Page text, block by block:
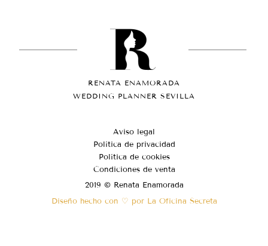
RENATA ENAMORADA
WEDDING PLANNER SEVILLA
Aviso legal
Política de privacidad
Política de cookies
Condiciones de venta
2019 © Renata Enamorada
Diseño hecho con ♡ por La Oficina Secreta